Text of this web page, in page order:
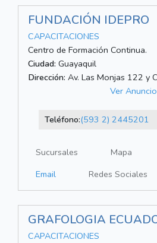
FUNDACIÓN IDEPRO
CAPACITACIONES
Centro de Formación Continua.
Ciudad: Guayaquil
Dirección: Av. Las Monjas 122 y
Ver Anuncio
Teléfono:(593 2) 2445201
Sucursales Mapa
Email
Redes Sociales
GRAFOLOGIA
CAPACITACIONES